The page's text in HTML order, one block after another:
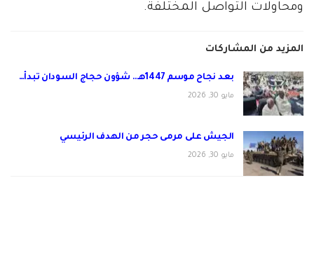
ومحاولات التواصل المختلفة.
المزيد من المشاركات
بعد نجاح موسم 1447هـ.. شؤون حجاج السودان تبدأ…
مايو 30, 2026
الجيش على مرمى حجر من الهدف الرئيسي
مايو 30, 2026